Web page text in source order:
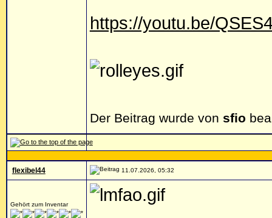
https://youtu.be/
Der Beitrag wurde von sfio
flexibel44 11.07.2026, 05:32
Gehört zum Inventar